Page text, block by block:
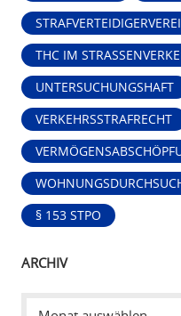
THC IM
UNTERSUCHUNGSHAFT
VERKEHRSSTRAFRECHT
§ 153 STPO
ARCHIV